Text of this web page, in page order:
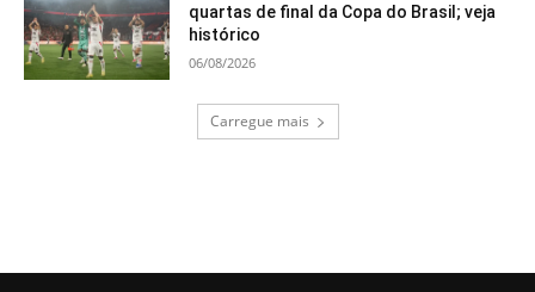
quartas de final da Copa do Brasil; veja
histórico
06/08/2026
Carregue mais